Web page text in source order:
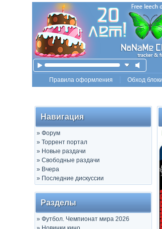
Правила оформления Обход
Навигация
» Форум
» Торрент портал
» Новые раздачи
» Свободные раздачи
» Вчера
» Последние дискуссии
Разделы
» Футбол. Чемпионат мира 2026